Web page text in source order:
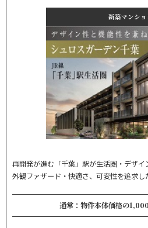
新築マンショ
再開発が進む「千葉」駅が生活圏・デザ
外観ファザード・快適さ、可変性を追求し
通常：物件本体価格の